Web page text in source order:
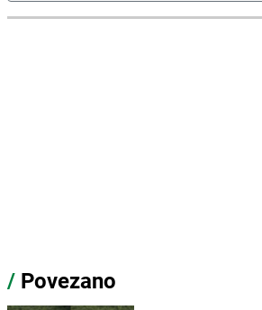
/ Povezano